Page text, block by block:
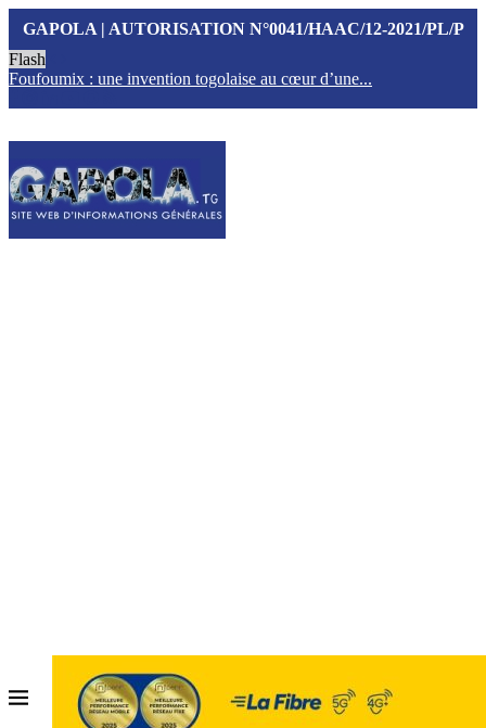
GAPOLA | AUTORISATION N°0041/HAAC/12-2021/PL/P
Flash
Foufoumix : une invention togolaise au cœur d’une...